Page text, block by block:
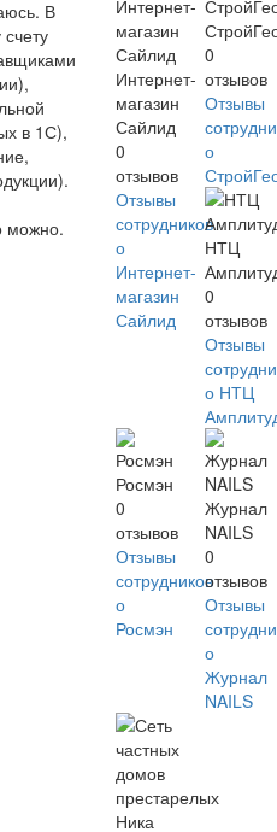
В
в 1С),
можно.
Интернет-
магазин
Сайлид
0
отзывов
Отзывы
сотрудников
о
Интернет-
магазин
Сайлид
0
отзывов
Отзывы
о
НТЦ
0
отзывов
Отзывы
о НТЦ
Росмэн
0
отзывов
Отзывы
сотрудников
о
Росмэн
Журнал
NAILS
0
отзывов
Отзывы
о
Журнал
NAILS